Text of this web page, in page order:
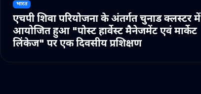
भारत
एचपी शिवा परियोजना के अंतर्गत चुनाड क्लस्टर में
आयोजित हुआ "पोस्ट हार्वेस्ट मैनेजमेंट एवं मार्केट
लिंकेज" पर एक दिवसीय प्रशिक्षण